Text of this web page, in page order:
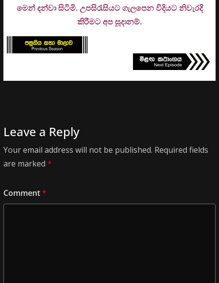
මෙන් දන්වා සිටිමි. උපසිරැසියට ගැලපෙන විදියට නිවැරදි
කිරීමට අප සූදානම්.
Leave a Reply
Your email address will not be published. Required fields
are marked *
Comment*